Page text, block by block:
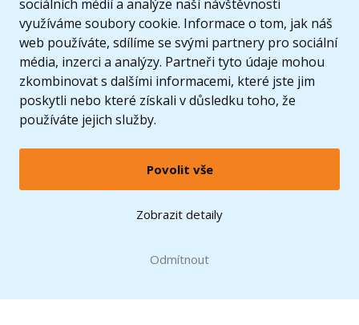
sociálních médií a analýze naší návštěvnosti
využíváme soubory cookie. Informace o tom, jak náš
web používáte, sdílíme se svými partnery pro sociální
média, inzerci a analýzy. Partneři tyto údaje mohou
zkombinovat s dalšími informacemi, které jste jim
poskytli nebo které získali v důsledku toho, že
používáte jejich služby.
Povolit vše
Zobrazit detaily
Odmítnout
© 2005 - 2026 Copyright 4kids.cz
LEGO, logo LEGO a minifigurka jsou ochrannými známkami společnosti LEGO Group. ©
2024 The LEGO Group.
Zobrazit verzi pro desktop
při nákupu od